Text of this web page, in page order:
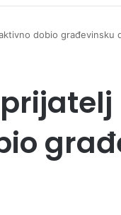
dobio građevinsku